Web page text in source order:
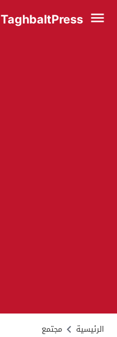
TaghbaltPress :: تغبالت بريس ::
الرئيسية مجتمع